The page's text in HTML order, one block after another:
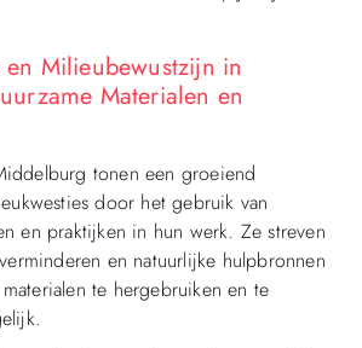
en Milieubewustzijn in
Materialen en
tonen een groeiend
door het gebruik van
en praktijken in hun werk. Ze streven
en natuurlijke hulpbronnen
te hergebruiken en te